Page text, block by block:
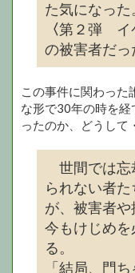
た気になった
〈第２弾 イ
の被害者だっ
この事件に関わった
な形で30年の時を
ったのか、どうして
世間では忘
られない者
が、被害者や
今もけじめ
る。
「結局、門